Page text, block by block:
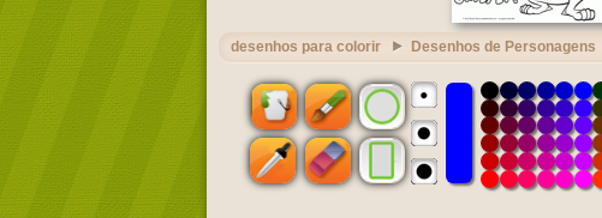
desenhos para colorir Desenhos de Personagens